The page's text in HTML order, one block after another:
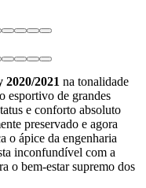
2021 na tonalidade
esportivo de grandes
e conforto absoluto
preservado e agora
o ápice da engenharia
inconfundível com a
o bem-estar supremo dos